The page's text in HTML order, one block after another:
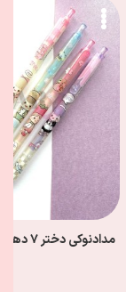
مدادنوکی دختر ۷ دهم